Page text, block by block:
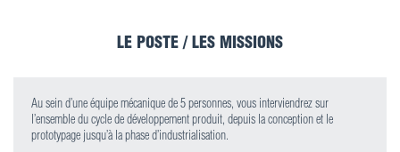
LE POSTE / LES MISSIONS
Au sein d’une équipe mécanique de 5 personnes, vous interviendrez sur
l’ensemble du cycle de développement produit, depuis la conception et le
prototypage jusqu’à la phase d’industrialisation.